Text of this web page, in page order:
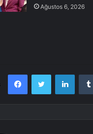
Ağustos 6, 2026
FacebookTwitter